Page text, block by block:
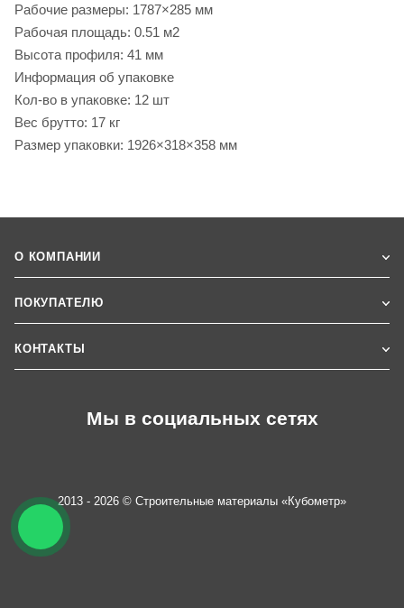
Рабочие размеры: 1787×285 мм
Рабочая площадь: 0.51 м2
Высота профиля: 41 мм
Информация об упаковке
Кол-во в упаковке: 12 шт
Вес брутто: 17 кг
Размер упаковки: 1926×318×358 мм
О КОМПАНИИ
ПОКУПАТЕЛЮ
КОНТАКТЫ
Мы в социальных сетях
2013 - 2026 © Строительные материалы «Кубометр»